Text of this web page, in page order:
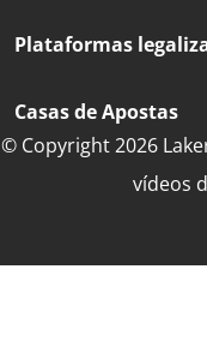
Plataformas
Casas de Apostas
© Copyright 2026
vídeos